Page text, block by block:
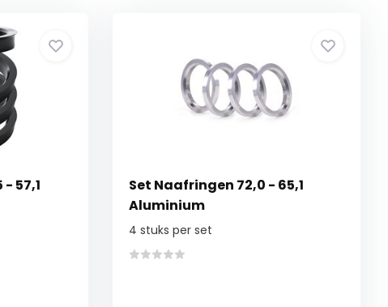
57,1
Set Naafringen 72,0 - 65,1
Aluminium
4 stuks per set